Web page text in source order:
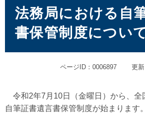
法務局における自
書保管制度につい
ページID：0006897 更
令和2年7月10日（金曜日）から、全
自筆証書遺言書保管制度が始まります。